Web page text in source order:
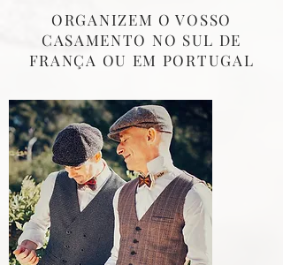
ORGANIZEM O VOSSO
CASAMENTO NO SUL DE
FRANÇA OU EM PORTUGAL